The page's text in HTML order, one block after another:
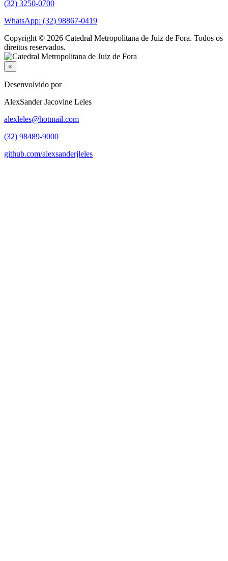
(32) 3250-0700
WhatsApp: (32) 98867-0419
Copyright © 2026 Catedral Metropolitana de Juiz de Fora. Todos os
direitos reservados.
×
Desenvolvido por
AlexSander Jacovine Leles
alexleles@hotmail.com
(32) 98489-9000
github.com/alexsanderjleles